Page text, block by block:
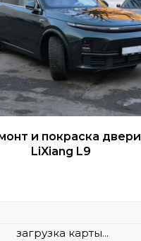
и покраска двери
LiXiang L9
загрузка карты...